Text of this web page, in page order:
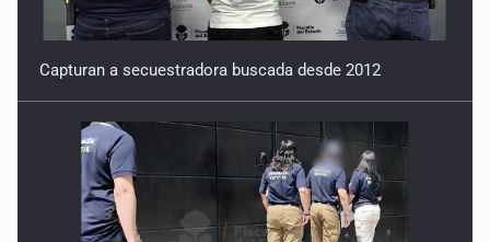
Capturan a secuestradora buscada desde 2012